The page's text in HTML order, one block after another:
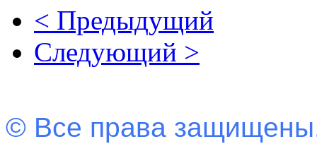
< Предыдущий
Следующий >
© Все права